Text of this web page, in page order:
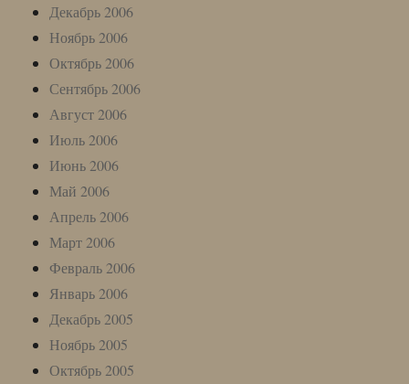
Декабрь 2006
Ноябрь 2006
Октябрь 2006
Сентябрь 2006
Август 2006
Июль 2006
Июнь 2006
Май 2006
Апрель 2006
Март 2006
Февраль 2006
Январь 2006
Декабрь 2005
Ноябрь 2005
Октябрь 2005